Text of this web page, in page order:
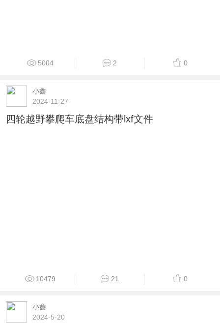
5004 2 0
小鑫
2024-11-27
四轮越野攀爬车底盘结构带lxf文件
10479 21 0
小鑫
2024-5-20